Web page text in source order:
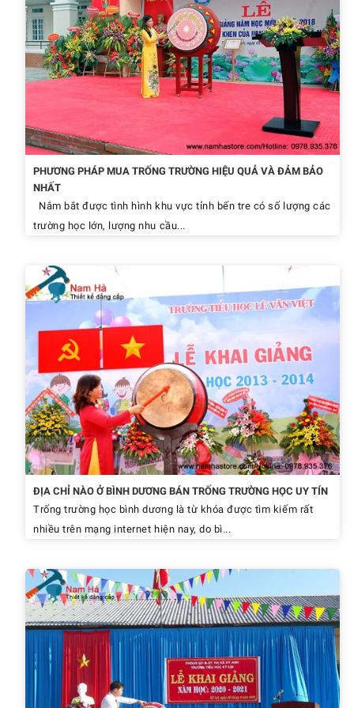
PHƯƠNG PHÁP MUA TRỐNG TRƯỜNG HIỆU QUẢ VÀ ĐẢM BẢO
NHẤT
Nắm bắt được tình hình khu vực tỉnh bến tre có số lượng các
trường học lớn, lượng nhu cầu...
ĐỊA CHỈ NÀO Ở BÌNH DƯƠNG BÁN TRỐNG TRƯỜNG HỌC UY TÍN
Trống trường học bình dương là từ khóa được tìm kiếm rất
nhiều trên mạng internet hiện nay, do bì...